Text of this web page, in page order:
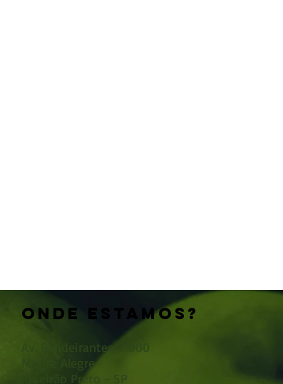
ONDE ESTAMOS?
Av. Bandeirantes, 3.900
Monte Alegre
Ribeirão Preto - SP